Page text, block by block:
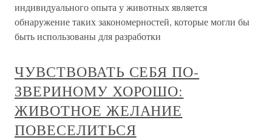
индивидуального опыта у животных является
обнаружение таких закономерностей, которые могли бы
быть использованы для разработки
ЧУВСТВОВАТЬ СЕБЯ ПО-
ЗВЕРИНОМУ ХОРОШО:
ЖИВОТНОЕ ЖЕЛАНИЕ
ПОВЕСЕЛИТЬСЯ